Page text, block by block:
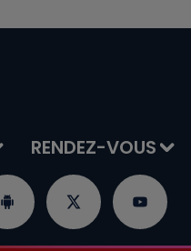
RENDEZ-VOUS